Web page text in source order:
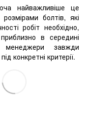
найважливіше це
болтів, які
робіт необхідно,
в середині
менеджери завжди
конкретні критерії.